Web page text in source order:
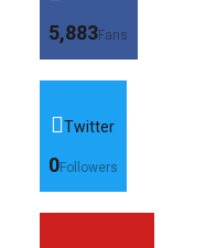
5,883Fans
Twitter
0Followers